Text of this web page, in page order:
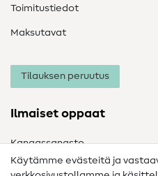
Toimitustiedot
Maksutavat
Tilauksen peruutus
Ilmaiset oppaat
Kangassanasto
Ompelusanasto
Käytämme evästeitä ja